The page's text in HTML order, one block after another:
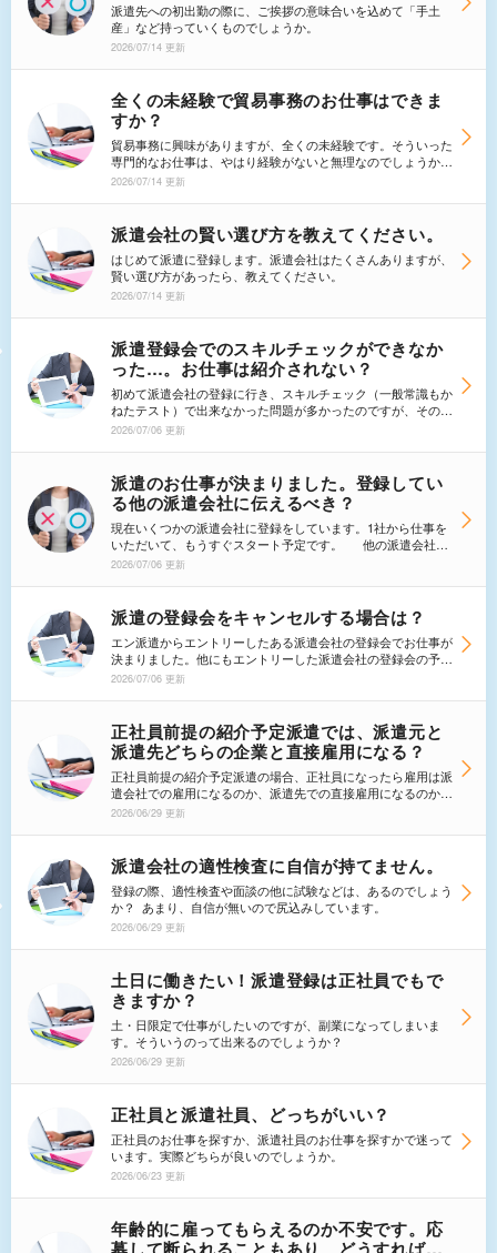
派遣先への初出勤の際に、ご挨拶の意味合いを込めて「手土
産」など持っていくものでしょうか。
2026/07/14 更新
全くの未経験で貿易事務のお仕事はできま
すか？
貿易事務に興味がありますが、全くの未経験です。そういった
専門的なお仕事は、やはり経験がないと無理なのでしょうか？
未経験から教えてもらえる貿易事務の仕事は派遣では難しいで
2026/07/14 更新
派遣会社の賢い選び方を教えてください。
はじめて派遣に登録します。派遣会社はたくさんありますが、
賢い選び方があったら、教えてください。
2026/07/14 更新
派遣登録会でのスキルチェックができなか
った…。お仕事は紹介されない？
初めて派遣会社の登録に行き、スキルチェック（一般常識もか
ねたテスト）で出来なかった問題が多かったのですが、その結
果の悪さに仕事が紹介されないということがあるのでしょう
うか？
2026/07/06 更新
派遣のお仕事が決まりました。登録してい
る他の派遣会社に伝えるべき？
現在いくつかの派遣会社に登録をしています。1社から仕事を
いただいて、もうすぐスタート予定です。 他の派遣会社の
担当者のみなさんに「仕事が決まりました」の連絡はいれるべ
2026/07/06 更新
派遣の登録会をキャンセルする場合は？
エン派遣からエントリーしたある派遣会社の登録会でお仕事が
決まりました。他にもエントリーした派遣会社の登録会の予約
をしてしまっているのですが、登録会不参加の連絡を行なわな
2026/07/06 更新
正社員前提の紹介予定派遣では、派遣元と
派遣先どちらの企業と直接雇用になる？
正社員前提の紹介予定派遣の場合、正社員になったら雇用は派
遣会社での雇用になるのか、派遣先での直接雇用になるのかど
ちらになりますか？
2026/06/29 更新
派遣会社の適性検査に自信が持てません。
登録の際、適性検査や面談の他に試験などは、あるのでしょう
か？ あまり、自信が無いので尻込みしています。
2026/06/29 更新
土日に働きたい！派遣登録は正社員でもで
きますか？
土・日限定で仕事がしたいのですが、副業になってしまいま
す。そういうのって出来るのでしょうか？
2026/06/29 更新
正社員と派遣社員、どっちがいい？
正社員のお仕事を探すか、派遣社員のお仕事を探すかで迷って
います。実際どちらが良いのでしょうか。
2026/06/23 更新
年齢的に雇ってもらえるのか不安です。応